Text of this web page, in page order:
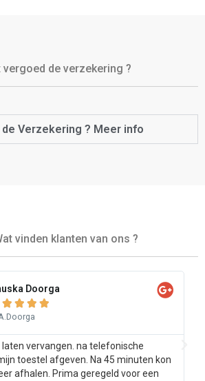
vergoed de verzekering ?
Verzekering ? Meer info
vinden klanten van ons ?
Doorga
   
vervangen. na telefonische
toestel afgeven. Na 45 minuten kon
afhalen. Prima geregeld voor een